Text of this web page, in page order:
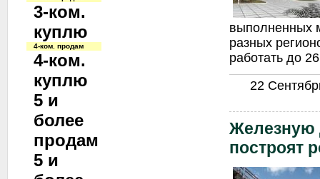
3-ком.
куплю
4-ком. продам
4-ком.
куплю
5 и
более
продам
5 и
выполненных
разных
работать до
22
Железную
построят